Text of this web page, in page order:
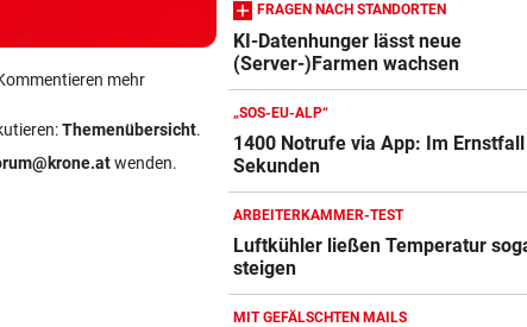
mehr
Themenübersicht.
wenden.
FRAGEN NACH STANDORTEN
KI-Datenhunger lässt neue
(Server-)Farmen wachsen
„SOS-EU-ALP“
1400 Notrufe via App: Im
Sekunden
ARBEITERKAMMER-TEST
Luftkühler ließen Temperatur
steigen
MIT GEFÄLSCHTEN MAILS
Amazon-Kindle Vergleich
ZUM VERGLEICH
Apple-iPad Vergleich
ZUM VERGLEICH
ZUM VERGLEICH
Apple Macbook Vergleich